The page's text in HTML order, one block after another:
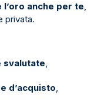
anche per te,
privata.
svalutate,
d’acquisto,